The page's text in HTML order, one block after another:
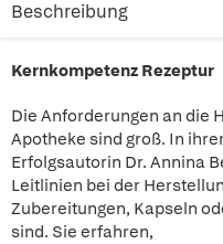
Beschreibung
Kernkompetenz Rezeptur
Die Anforderungen an die
Apotheke sind groß. In
Erfolgsautorin Dr. Annina
Leitlinien bei der
Zubereitungen, Kapseln
sind. Sie erfahren,